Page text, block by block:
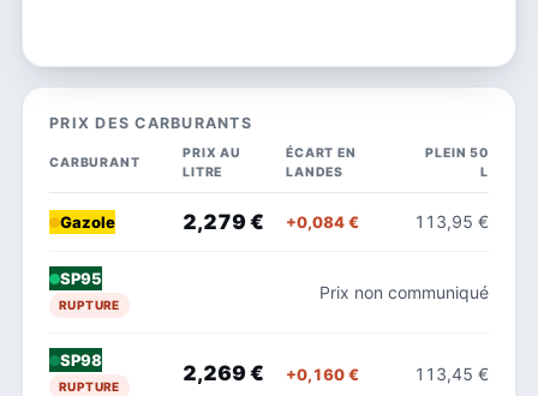
PRIX DES CARBURANTS
CARBURANT
PRIX AU
LITRE
ÉCART EN
LANDES
PLEIN 50
L
Gazole 2,279 € +0,084 € 113,95 €
SP95
RUPTURE
Prix non communiqué
SP98
RUPTURE
2,269 € +0,160 € 113,45 €